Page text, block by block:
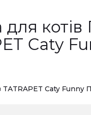
для
Caty
TATRAPET Caty